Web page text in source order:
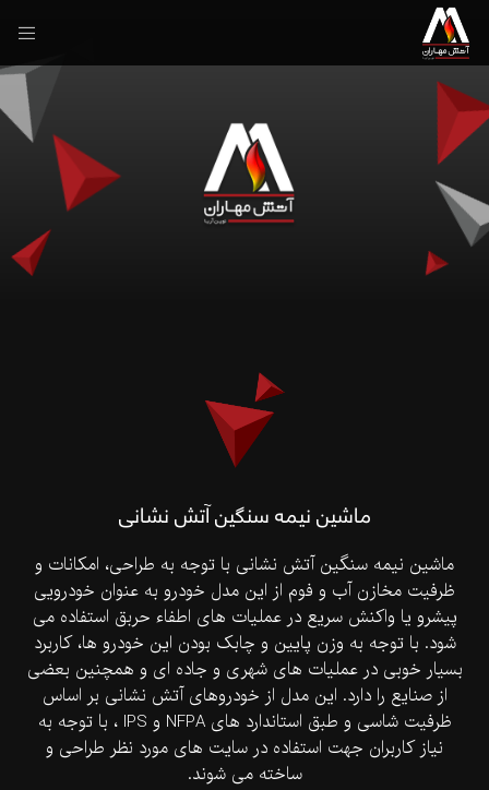
ماشین نیمه سنگین آتش نشانی
ماشین نیمه سنگین آتش نشانی با توجه به طراحی، امکانات و
ظرفیت مخازن آب و فوم از این مدل خودرو به عنوان خودرویی
پیشرو یا واکنش سریع در عملیات های اطفاء حربق استفاده می
شود. با توجه به وزن پایین و چابک بودن این خودرو ها، کاربرد
بسیار خوبی در عملیات های شهری و جاده ای و همچنین بعضی
از صنایع را دارد. این مدل از خودروهای آتش نشانی بر اساس
ظرفیت شاسی و طبق استاندارد های NFPA و IPS ، با توجه به
نیاز کاربران جهت استفاده در سایت های مورد نظر طراحی و
ساخته می شوند.